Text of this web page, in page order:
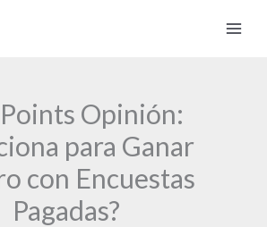
Opinión:
para Ganar
con Encuestas
Pagadas?